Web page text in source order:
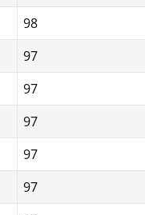
98
97
97
97
97
97